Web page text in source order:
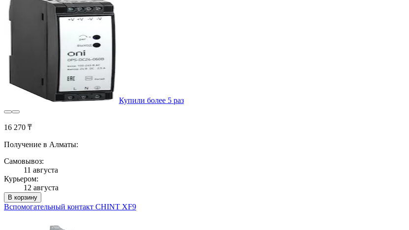
Купили более 5 раз
16 270 ₸
Получение в Алматы:
Самовывоз:
11 августа
Курьером:
12 августа
В корзину
Вспомогательный контакт CHINT XF9